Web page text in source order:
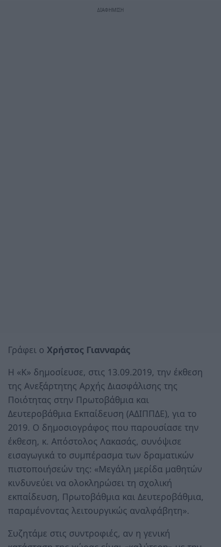
Γράφει ο Χρήστος Γιανναράς
Η «Κ» δημοσίευσε, στις 13.09.2019, την έκθεση
της Ανεξάρτητης Αρχής Διασφάλισης της
Ποιότητας στην Πρωτοβάθμια και
Δευτεροβάθμια Εκπαίδευση (ΑΔΙΠΠΔΕ), για το
2019. Ο δημοσιογράφος που παρουσίασε την
έκθεση, κ. Απόστολος Λακασάς, συνόψισε
εισαγωγικά το συμπέρασμα των δραματικών
πιστοποιήσεών της: «Μεγάλη μερίδα μαθητών
κινδυνεύει να ολοκληρώσει τη σχολική
εκπαίδευση, Πρωτοβάθμια και Δευτεροβάθμια,
παραμένοντας λειτουργικώς αναλφάβητη».
Συζητάμε στις συντροφιές, αν η γενική